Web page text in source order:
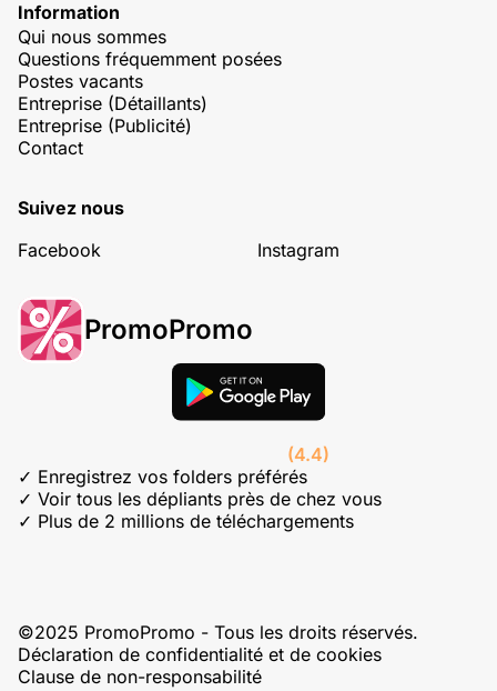
Information
Qui nous sommes
Questions fréquemment posées
Postes vacants
Entreprise (Détaillants)
Entreprise (Publicité)
Contact
Suivez nous
Facebook
Instagram
PromoPromo
(4.4)
✓ Enregistrez vos folders préférés
✓ Voir tous les dépliants près de chez vous
✓ Plus de 2 millions de téléchargements
©2025 PromoPromo - Tous les droits réservés.
Déclaration de confidentialité et de cookies
Clause de non-responsabilité